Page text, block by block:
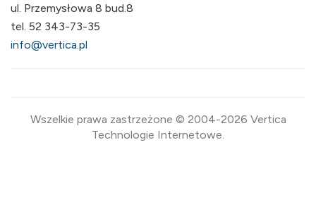
ul. Przemysłowa 8 bud.8
tel. 52 343-73-35
info@vertica.pl
Wszelkie prawa zastrzeżone © 2004-2026 Vertica
Technologie Internetowe.